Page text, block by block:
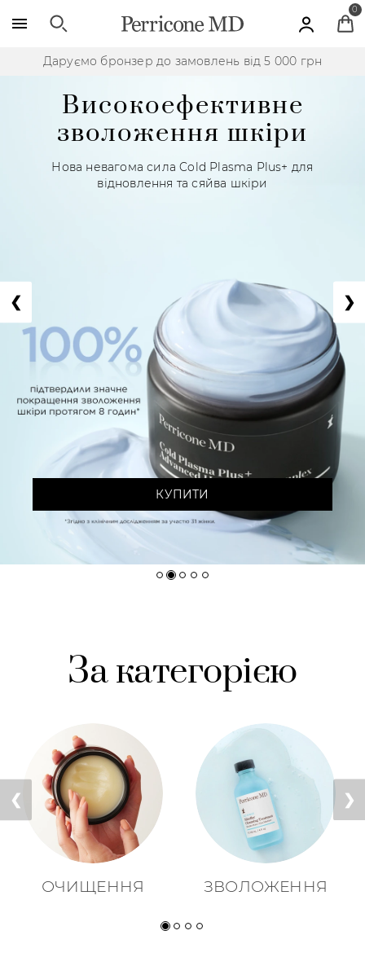
0
Безкоштовна доставка для замовлень від
Високоефективне
зволоження шкіри
Нова невагома сила Cold Plasma Plus+ для
відновлення та сяйва шкіри
КУПИТИ
❮ ❯
За категорією
ОЧИЩЕННЯ ЗВОЛОЖЕННЯ
❮ ❯